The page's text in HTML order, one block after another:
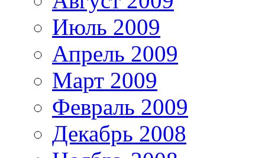
Июль 2009
Апрель 2009
Март 2009
Февраль 2009
Декабрь 2008